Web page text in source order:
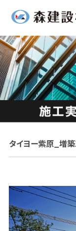
タイヨー紫原_増